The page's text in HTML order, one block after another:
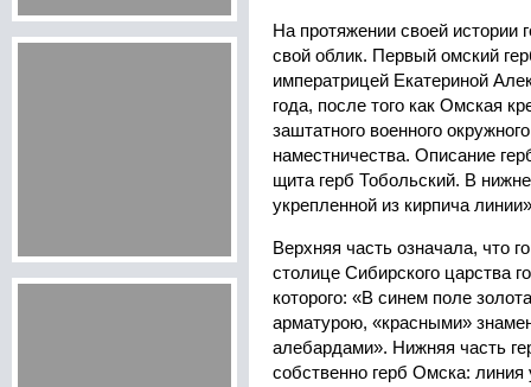
На протяжении своей истории
свой облик. Первый омский
императрицей Екатериной
года, после того как Омская
заштатного военного
наместничества. Описание
щита герб Тобольский. В
укрепленной из кирпича
Верхняя часть означала, что
столице Сибирского царства
которого: «В синем поле
арматурою, «красными»
алебардами». Нижняя часть
собственно герб Омска: линия